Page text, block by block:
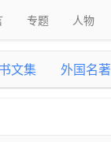
专题 人物
文集 外国名著